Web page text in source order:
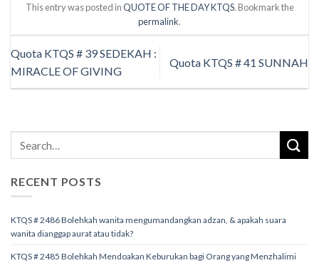
This entry was posted inQUOTE OF THE DAY KTQS. Bookmark the
permalink.
Quota KTQS # 39 SEDEKAH :
MIRACLE OF GIVING
Quota KTQS # 41 SUNNAH
RECENT POSTS
KTQS # 2486 Bolehkah wanita mengumandangkan adzan, & apakah suara
wanita dianggap aurat atau tidak?
KTQS # 2485 Bolehkah Mendoakan Keburukan bagi Orang yang Menzhalimi